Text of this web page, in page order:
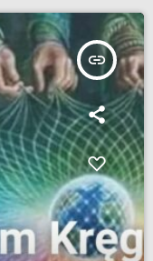
insert_link